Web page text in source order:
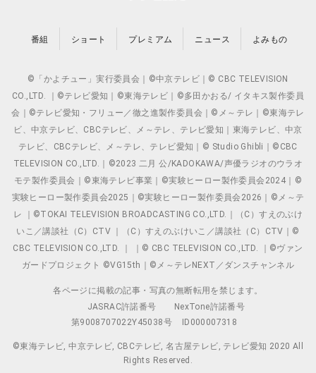
番組 ショート プレミアム ニュース よみもの
©「かよチュー」実行委員会｜©中京テレビ｜© CBC TELEVISION
CO.,LTD. ｜©テレビ愛知｜©東海テレビ｜©多田かおる/ イタキス製作委員
会｜©テレビ愛知・フリュー／徹之進製作委員会｜©メ～テレ｜©東海テレ
ビ、中京テレビ、CBCテレビ、メ～テレ、テレビ愛知｜東海テレビ、中京
テレビ、CBCテレビ、メ～テレ、テレビ愛知｜© Studio Ghibli｜©CBC
TELEVISION CO.,LTD.｜©2023 二月 公/KADOKAWA/声優ラジオのウラオ
モテ製作委員会｜©東海テレビ事業｜©実験ヒーロー製作委員会2024｜©
実験ヒーロー製作委員会2025｜©実験ヒーロー製作委員会2026｜©メ～テ
レ ｜©TOKAI TELEVISION BROADCASTING CO.,LTD.｜（C）すえのぶけ
いこ／講談社（C）CTV ｜（C）すえのぶけいこ／講談社（C）CTV｜©
CBC TELEVISION CO.,LTD. ｜ ｜© CBC TELEVISION CO.,LTD. ｜©ヴァン
ガードプロジェクト ©VG15th｜©メ～テレNEXT／ダンスチャンネル
各ページに掲載の記事・写真の無断転用を禁じます。
JASRAC許諾番号
NexTone許諾番号
第9008707022Y45038号
ID000007318
©東海テレビ, 中京テレビ, CBCテレビ, 名古屋テレビ, テレビ愛知 2020 All
Rights Reserved.